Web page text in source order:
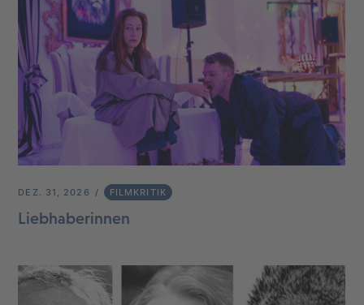
DEZ. 31, 2026 FILMKRITIK
Liebhaberinnen